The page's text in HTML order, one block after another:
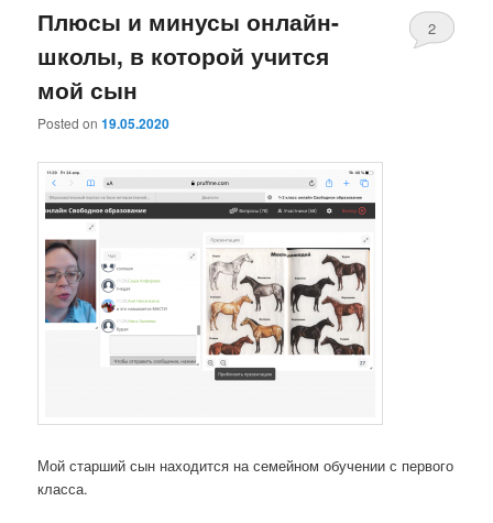
Плюсы и минусы онлайн-
школы, в которой учится
мой сын
Posted on19.05.2020
2
Мой старший сын находится на семейном обучении с первого
класса.